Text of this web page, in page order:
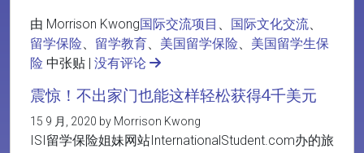
由 Morrison Kwong国际交流项目 、 国际文化交流、
留学保险、 留学教育、 美国留学保险、 美国留学生保
险 中张贴 | 没有评论
震惊！不出家门也能这样轻松获得4千美元
15 9 月, 2020 by Morrison Kwong
ISI留学保险姐妹网站InternationalStudent.com办的旅